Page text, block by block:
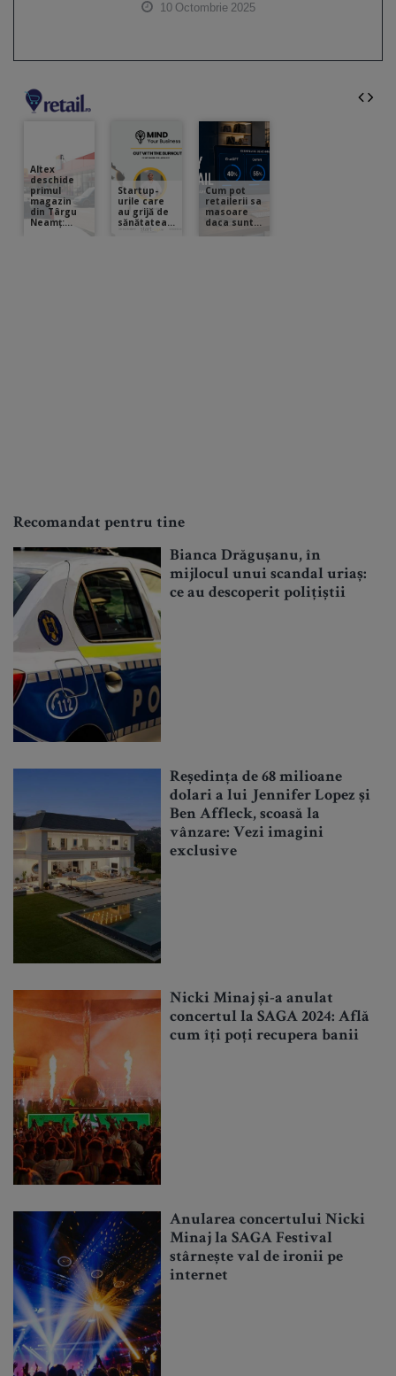
10 Octombrie 2025
Recomandat pentru tine
Bianca Drăgușanu, în
mijlocul unui scandal uriaș:
ce au descoperit polițiștii
Reședința de 68 milioane
dolari a lui Jennifer Lopez și
Ben Affleck, scoasă la
vânzare: Vezi imagini
exclusive
Nicki Minaj și-a anulat
concertul la SAGA 2024: Află
cum îți poți recupera banii
Anularea concertului Nicki
Minaj la SAGA Festival
stârnește val de ironii pe
internet